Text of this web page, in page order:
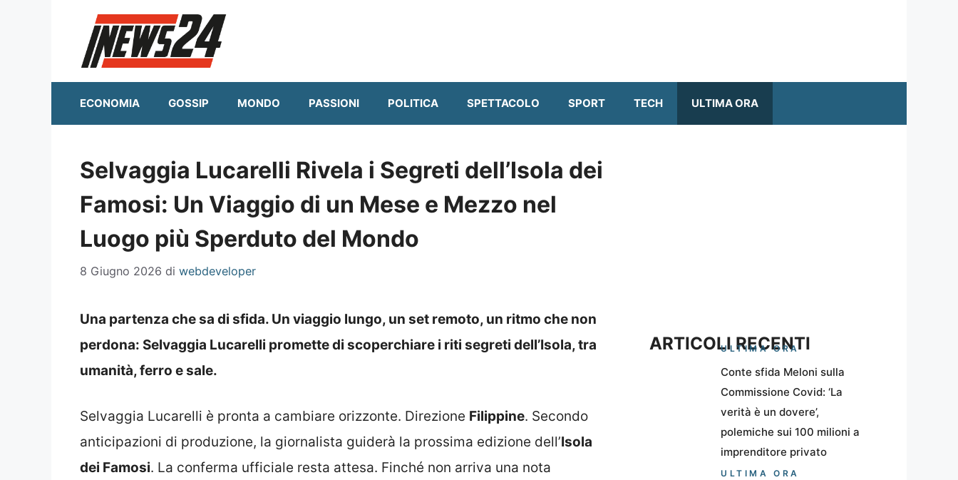
ECONOMIA GOSSIP MONDO PASSIONI POLITICA SPETTACOLO SPORT TECH ULTIMA ORA
Selvaggia Lucarelli Rivela i Segreti dell’Isola dei
Famosi: Un Viaggio di un Mese e Mezzo nel
Luogo più Sperduto del Mondo
8 Giugno 2026 di webdeveloper
Una partenza che sa di sfida. Un viaggio lungo, un set remoto, un ritmo che non
perdona: Selvaggia Lucarelli promette di scoperchiare i riti segreti dell’Isola, tra
umanità, ferro e sale.
Selvaggia Lucarelli è pronta a cambiare orizzonte. Direzione Filippine. Secondo
anticipazioni di produzione, la giornalista guiderà la prossima edizione dell’Isola
dei Famosi. La conferma ufficiale resta attesa. Finché non arriva una nota
ARTICOLI RECENTI
ULTIMA ORA
Conte sfida Meloni sulla
Commissione Covid: ‘La
verità è un dovere’,
polemiche sui 100 milioni a
imprenditore privato
ULTIMA ORA